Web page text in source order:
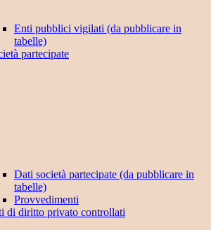
Enti pubblici vigilati (da pubblicare in
tabelle)
partecipate
Dati società partecipate (da pubblicare in
tabelle)
Provvedimenti
di diritto privato controllati